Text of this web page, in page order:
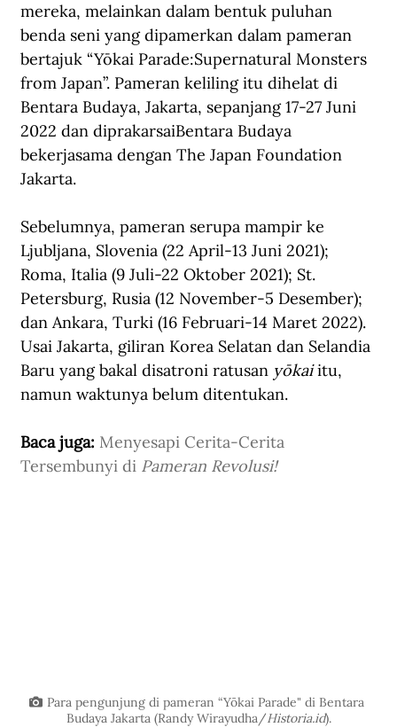
mereka, melainkan dalam bentuk puluhan
benda seni yang dipamerkan dalam pameran
bertajuk “Yōkai Parade:Supernatural Monsters
from Japan”. Pameran keliling itu dihelat di
Bentara Budaya, Jakarta, sepanjang 17-27 Juni
2022 dan diprakarsaiBentara Budaya
bekerjasama dengan The Japan Foundation
Jakarta.
Sebelumnya, pameran serupa mampir ke
Ljubljana, Slovenia (22 April-13 Juni 2021);
Roma, Italia (9 Juli-22 Oktober 2021); St.
Petersburg, Rusia (12 November-5 Desember);
dan Ankara, Turki (16 Februari-14 Maret 2022).
Usai Jakarta, giliran Korea Selatan dan Selandia
Baru yang bakal disatroni ratusan yōkai itu,
namun waktunya belum ditentukan.
Baca juga: Menyesapi Cerita-Cerita
Tersembunyi di Pameran Revolusi!
Para pengunjung di pameran “Yōkai Parade" di Bentara
Budaya Jakarta (Randy Wirayudha/Historia.id).